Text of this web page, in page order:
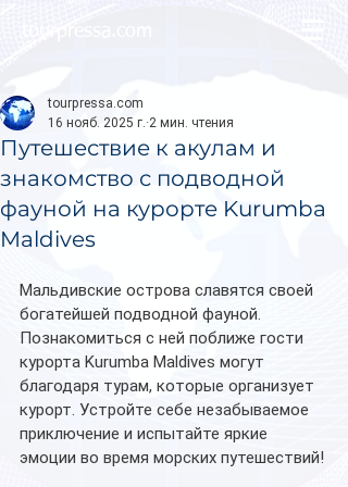
Путешествие к акулам и
знакомство с подводной
фауной на курорте Kurumba
Maldives
tourpressa.com
16 нояб. 2025 г. 2 мин. чтения
Мальдивские острова славятся своей
богатейшей подводной фауной.
Познакомиться с ней поближе гости
курорта Kurumba Maldives могут
благодаря турам, которые организует
курорт. Устройте себе незабываемое
приключение и испытайте яркие
эмоции во время морских путешествий!